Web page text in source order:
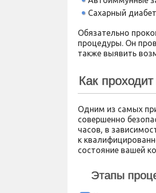
Сахарный
Обязательно
процедуры. Он
также выявить
Как
Одним из самых
совершенно
часов, в
к
состояние вашей
Этапы